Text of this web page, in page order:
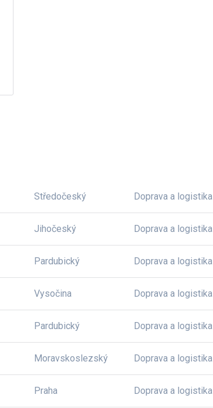
Středočeský Doprava a logistika
Jihočeský Doprava a logistika
Pardubický Doprava a logistika
Vysočina Doprava a logistika
Pardubický Doprava a logistika
Moravskoslezský Doprava a logistika
Praha Doprava a logistika